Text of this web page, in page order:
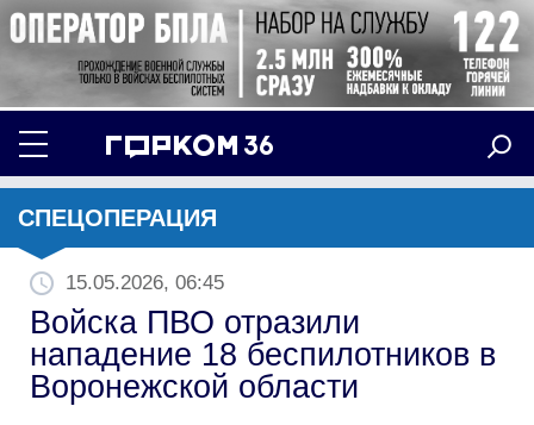
СПЕЦОПЕРАЦИЯ
15.05.2026, 06:45
Войска ПВО отразили
нападение 18 беспилотников в
Воронежской области